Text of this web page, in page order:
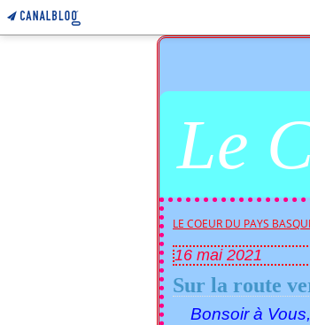
Le
LE COEUR DU PAYS
16 mai 2021
Sur la route
Bonsoir à Vous,